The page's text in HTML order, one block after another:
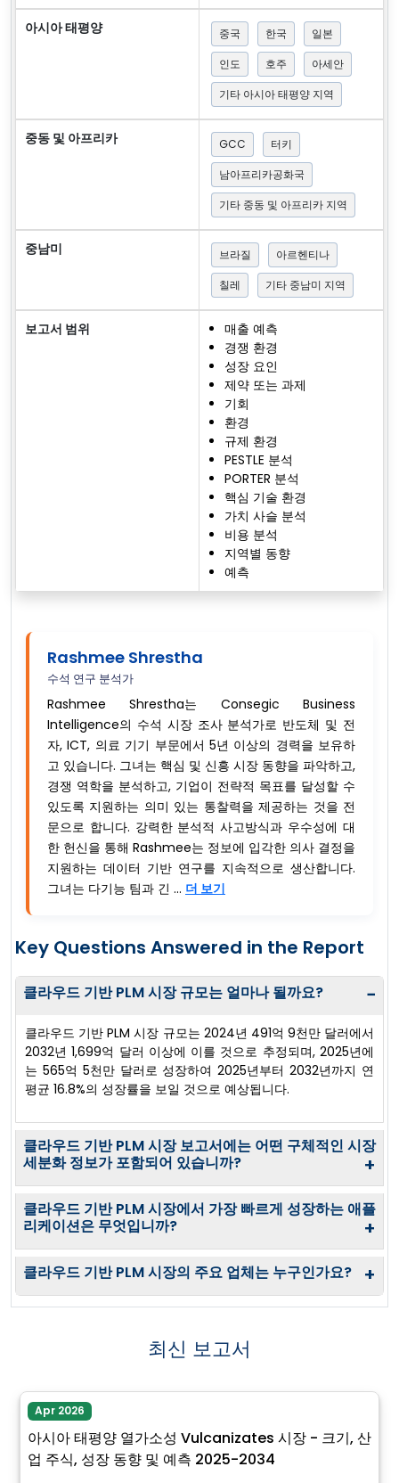
아시아 태평양 중국 한국
일본
인도
호주
아세안
기타 아시아 태평양 지역
중동 및 아프리카 GCC
터키
남아프리카공화국
기타 중동 및 아프리카 지역
중남미 브라질
아르헨티나
칠레
기타 중남미 지역
보고서 범위
매출 예측
경쟁 환경
성장 요인
제약 또는 과제
기회
환경
규제 환경
PESTLE 분석
PORTER 분석
핵심 기술 환경
가치 사슬 분석
비용 분석
지역별 동향
예측
Rashmee Shrestha
수석 연구 분석가
Rashmee Shrestha는 Consegic Business
Intelligence의 수석 시장 조사 분석가로 반도체 및 전
자, ICT, 의료 기기 부문에서 5년 이상의 경력을 보유하
고 있습니다. 그녀는 핵심 및 신흥 시장 동향을 파악하고,
경쟁 역학을 분석하고, 기업이 전략적 목표를 달성할 수
있도록 지원하는 의미 있는 통찰력을 제공하는 것을 전
문으로 합니다. 강력한 분석적 사고방식과 우수성에 대
한 헌신을 통해 Rashmee는 정보에 입각한 의사 결정을
지원하는 데이터 기반 연구를 지속적으로 생산합니다.
그녀는 다기능 팀과 긴 ... 더 보기
Key Questions Answered in the Report
클라우드 기반 PLM 시장 규모는 얼마나 될까요? −
클라우드 기반 PLM 시장 규모는 2024년 491억 9천만 달러에서
2032년 1,699억 달러 이상에 이를 것으로 추정되며, 2025년에
는 565억 5천만 달러로 성장하여 2025년부터 2032년까지 연
평균 16.8%의 성장률을 보일 것으로 예상됩니다.
클라우드 기반 PLM 시장 보고서에는 어떤 구체적인 시장
세분화 정보가 포함되어 있습니까?
+
클라우드 기반 PLM 시장에서 가장 빠르게 성장하는 애플
리케이션은 무엇입니까?
+
클라우드 기반 PLM 시장의 주요 업체는 누구인가요? +
최신 보고서
Apr 2026
아시아 태평양 열가소성 Vulcanizates 시장 - 크기, 산
업 주식, 성장 동향 및 예측 2025-2034